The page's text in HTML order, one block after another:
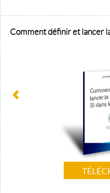
Comment définir et lancer